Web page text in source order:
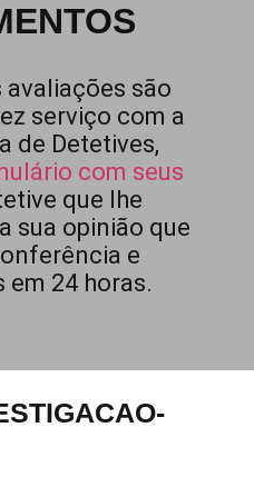
avaliações são
serviço com a
de Detetives,
com seus
que lhe
sua opinião que
e
em 24 horas.